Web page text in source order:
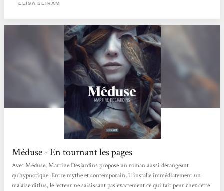
ELISA BEIRAM
Méduse - En tournant les pages
Avec Méduse, Martine Desjardins propose un roman aussi dérangeant
qu’hypnotique. Entre mythe et contemporain, il installe immédiatement un
malaise diffus, le lecteur ne saisissant pas exactement ce qui fait peur chez cette